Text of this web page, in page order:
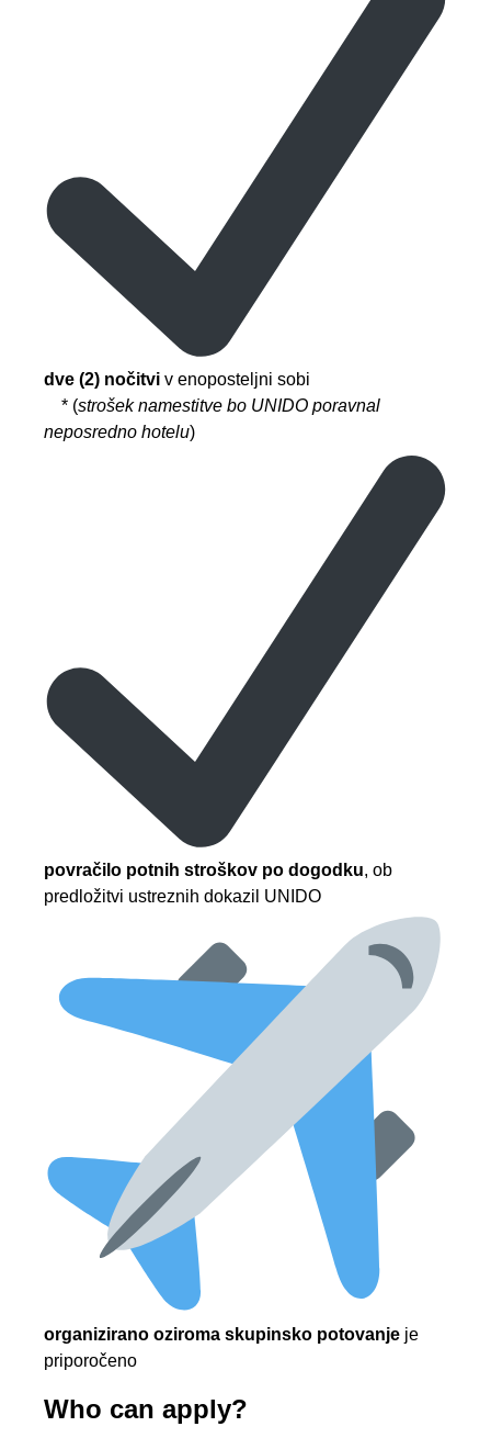
dve (2) nočitvi v enoposteljni sobi
* (strošek namestitve bo UNIDO poravnal
neposredno hotelu)
povračilo potnih stroškov po dogodku, ob
predložitvi ustreznih dokazil UNIDO
organizirano oziroma skupinsko potovanje je
priporočeno
Who can apply?